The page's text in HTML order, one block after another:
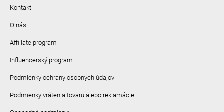
Kontakt
O nás
Affiliate program
Influencerský program
Podmienky ochrany osobných údajov
Podmienky vrátenia tovaru alebo reklamácie